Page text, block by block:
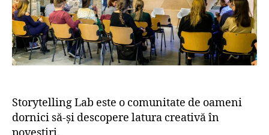
Storytelling Lab este o comunitate de oameni
dornici să-și descopere latura creativă în